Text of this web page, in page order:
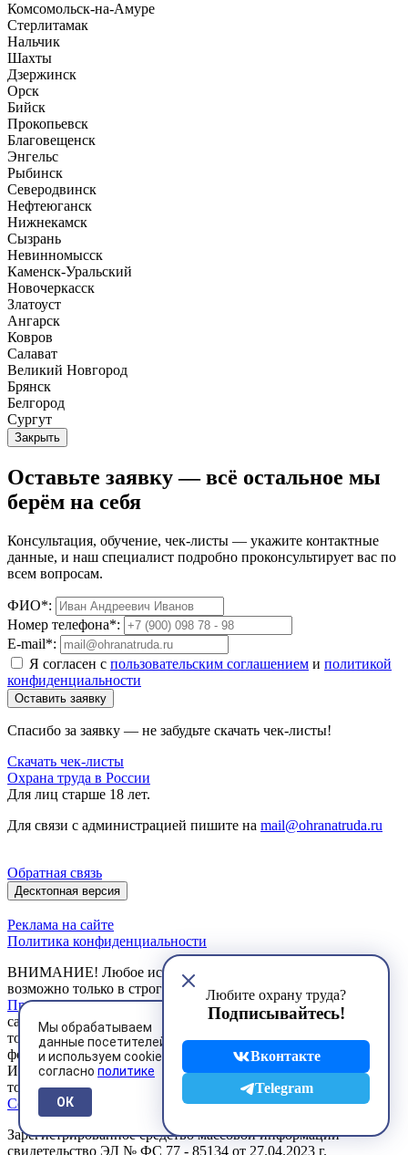
Комсомольск-на-Амуре
Стерлитамак
Нальчик
Шахты
Дзержинск
Орск
Бийск
Прокопьевск
Благовещенск
Энгельс
Рыбинск
Северодвинск
Нефтеюганск
Нижнекамск
Сызрань
Невинномысск
Каменск-Уральский
Новочеркасск
Златоуст
Ангарск
Ковров
Салават
Великий Новгород
Брянск
Белгород
Сургут
Закрыть
Оставьте заявку — всё остальное мы
берём на себя
Консультация, обучение, чек-листы — укажите контактные
данные, и наш специалист подробно проконсультирует вас по
всем вопросам.
ФИО*:
Номер телефона*:
E-mail*:
Я согласен с пользовательским соглашением и политикой
конфиденциальности
Оставить заявку
Спасибо за заявку — не забудьте скачать чек-листы!
Скачать чек-листы
Мы обрабатываем
данные посетителей
и используем cookies
согласно политике
ОК
Любите охрану труда?
Подписывайтесь!
Вконтакте
Telegram
Охрана труда в России
Для лиц старше 18 лет.
Для связи с администрацией пишите на mail@ohranatruda.ru
Обратная связь
Десктопная версия
Реклама на сайте
Политика конфиденциальности
ВНИМАНИЕ! Любое использование материалов сайта
возможно только в строгом соответствии с установленными
Правилами. Любое коммерческое использование материалов
сайта и их публикация в печатных изданиях допускается
только на основании договоров, заключенных в письменной
форме.
Использование Пользователем сервисов сайта возможно
только на условиях, предусмотренныхПользовательским
Соглашением
Зарегистрированное средство массовой информации
свидетельство ЭЛ № ФС 77 - 85134 от 27.04.2023 г.